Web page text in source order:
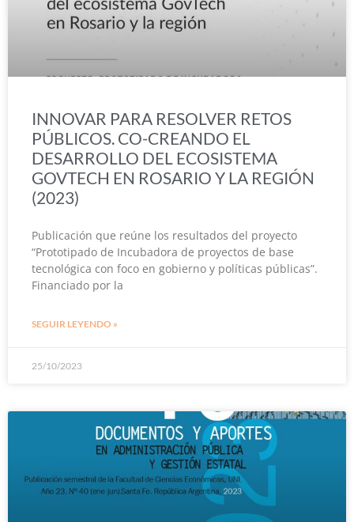
INNOVAR PARA RESOLVER RETOS
PÚBLICOS. CO-CREANDO EL
DESARROLLO DEL ECOSISTEMA
GOVTECH EN ROSARIO Y LA REGIÓN
(2023)
Publicación que reúne los resultados del proyecto
“Prototipado de Incubadora de proyectos de base
tecnológica con foco en gobierno y políticas públicas”.
Financiado por la
SEGUIR LEYENDO »
25/10/2023